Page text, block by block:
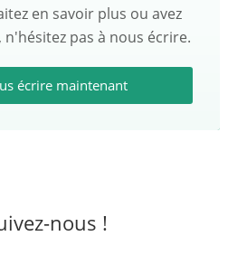
en savoir plus ou avez
pas à nous écrire.
écrire maintenant
nous !